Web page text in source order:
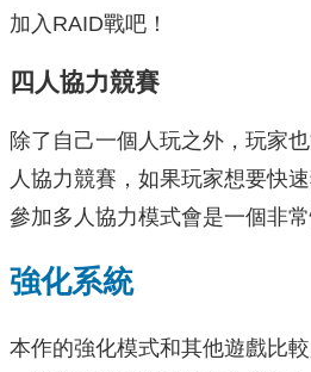
加入RAID戰吧！
四人協力競賽
除了自己一個人玩之外，玩家
人協力競賽，如果玩家想要快
參加多人協力模式會是一個非
強化系統
本作的強化模式和其他遊戲比